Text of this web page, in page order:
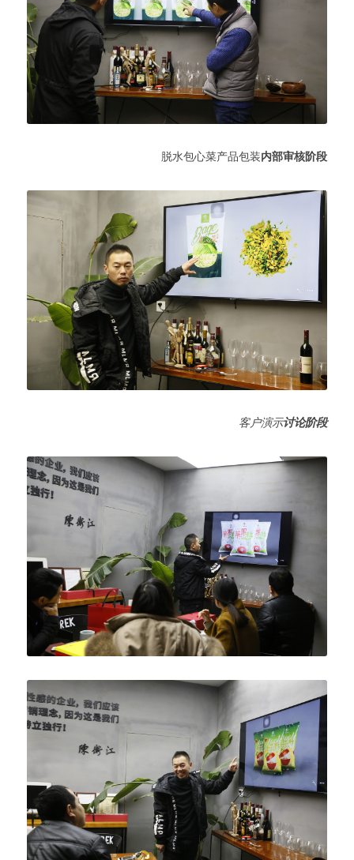
脱水包心菜产品包装内部审核阶段
客户演示讨论阶段